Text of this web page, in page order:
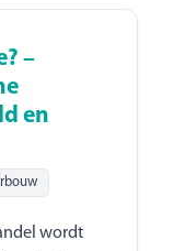
–
en
wordt